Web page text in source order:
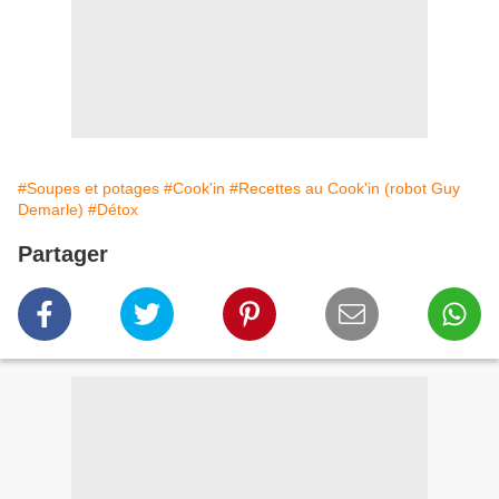
#Soupes et potages #Cook'in #Recettes au Cook'in (robot Guy
Demarle) #Détox
Partager